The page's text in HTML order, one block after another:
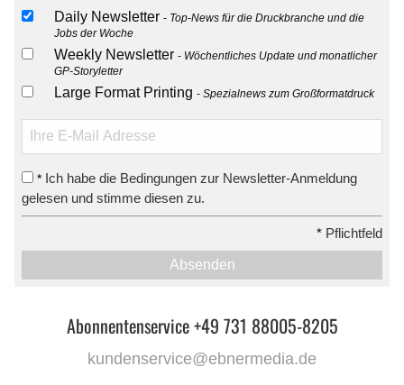
Daily Newsletter
Top-News für die Druckbranche und die
Jobs der Woche
Weekly Newsletter
Wöchentliches Update und monatlicher
GP-Storyletter
Large Format Printing Spezialnews zum Großformatdruck
* Ich habe die Bedingungen zur Newsletter-Anmeldung
gelesen und stimme diesen zu.
* Pflichtfeld
Absenden
Abonnentenservice +49 731 88005-8205
kundenservice@ebnermedia.de